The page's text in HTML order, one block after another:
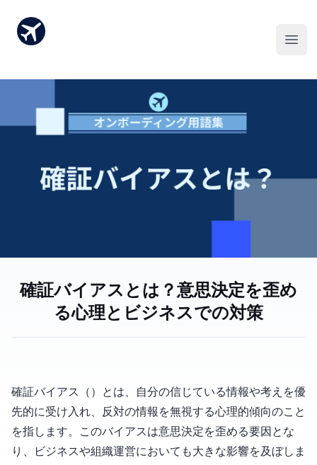
確証バイアスとは？意思決定を歪め
る心理とビジネスでの対策
確証バイアス（Confirmation Bias）とは、自分の信じている情報や考えを優
先的に受け入れ、反対の情報を無視する心理的傾向のこと
を指します。このバイアスは意思決定を歪める要因とな
り、ビジネスや組織運営においても大きな影響を及ぼしま